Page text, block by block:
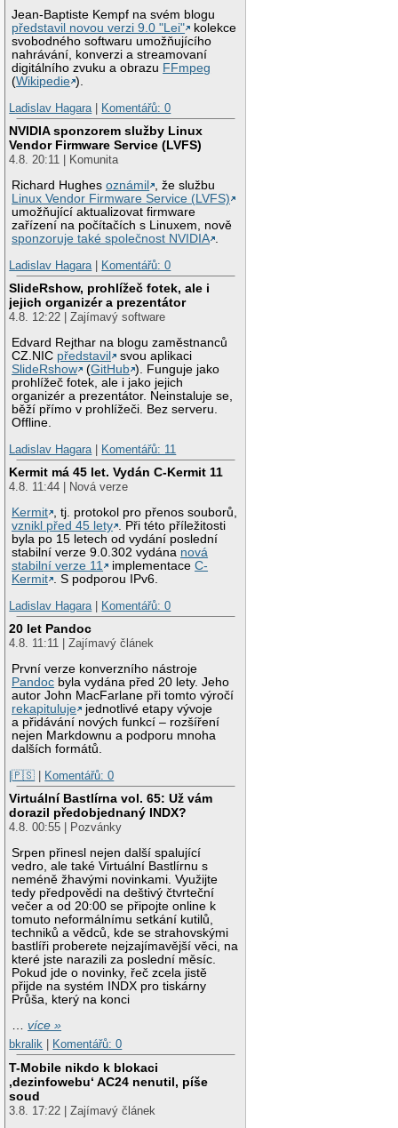
Jean-Baptiste Kempf na svém blogu
představil novou verzi 9.0 "Lei"
kolekce
svobodného softwaru umožňujícího
nahrávání, konverzi a streamovaní
digitálního zvuku a obrazu FFmpeg
(Wikipedie ).
Ladislav Hagara
Komentářů: 0
NVIDIA sponzorem služby Linux
Vendor Firmware Service (LVFS)
4.8. 20:11 | Komunita
Richard Hughesoznámil
, že službu
Linux Vendor Firmware Service (LVFS)
umožňující aktualizovat firmware
zařízení na počítačích s Linuxem, nově
sponzoruje také společnost NVIDIA .
Ladislav Hagara | Komentářů: 0
SlideRshow, prohlížeč fotek, ale i
jejich organizér a prezentátor
4.8. 12:22 | Zajímavý software
Edvard Rejthar na blogu zaměstnanců
CZ.NIC představil
svou aplikaci
SlideRshow
(GitHub ). Funguje jako
prohlížeč fotek, ale i jako jejich
organizér a prezentátor. Neinstaluje se,
běží přímo v prohlížeči. Bez serveru.
Offline.
Ladislav Hagara | Komentářů: 11
Kermit má 45 let. Vydán C-Kermit 11
4.8. 11:44 | Nová verze
Kermit , tj. protokol pro přenos souborů,
vznikl před 45 lety . Při této příležitosti
byla po 15 letech od vydání poslední
stabilní verze 9.0.302 vydána nová
stabilní verze 11
implementaceC-
Kermit . S podporou IPv6.
Ladislav Hagara | Komentářů: 0
20 let Pandoc
4.8. 11:11 | Zajímavý článek
První verze konverzního nástroje
Pandoc byla vydána před 20 lety. Jeho
autor John MacFarlane při tomto výročí
rekapituluje
jednotlivé etapy vývoje
a přidávání nových funkcí – rozšíření
nejen Markdownu a podporu mnoha
dalších formátů.
|🇵🇸 | Komentářů: 0
Virtuální Bastlírna vol. 65: Už vám
dorazil předobjednaný INDX?
4.8. 00:55 | Pozvánky
Srpen přinesl nejen další spalující
vedro, ale také Virtuální Bastlírnu s
neméně žhavými novinkami. Využijte
tedy předpovědi na deštivý čtvrteční
večer a od 20:00 se připojte online k
tomuto neformálnímu setkání kutilů,
techniků a vědců, kde se strahovskými
bastlíři proberete nejzajímavější věci, na
které jste narazili za poslední měsíc.
Pokud jde o novinky, řeč zcela jistě
přijde na systém INDX pro tiskárny
Průša, který na konci
…více »
bkralik
Komentářů: 0
T-Mobile nikdo k blokaci
‚dezinfowebu‘ AC24 nenutil, píše
soud
3.8. 17:22 | Zajímavý článek